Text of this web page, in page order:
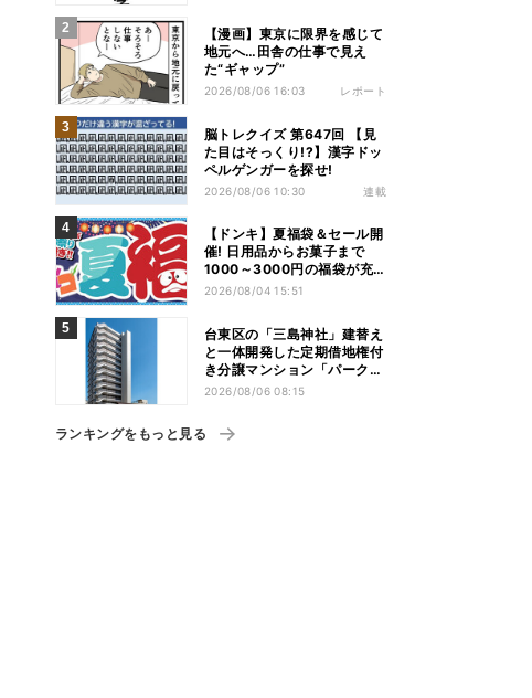
【漫画】東京に限界を感じて
地元へ…田舎の仕事で見え
た“ギャップ”
2026/08/06 16:03 レポート
脳トレクイズ 第647回 【見
た目はそっくり!?】漢字ドッ
ペルゲンガーを探せ!
2026/08/06 10:30 連載
【ドンキ】夏福袋＆セール開
催! 日用品からお菓子まで
1000～3000円の福袋が充
実、家電やアパレルなど人気
2026/08/04 15:51
台東区の「三島神社」建替え
と一体開発した定期借地権付
き分譲マンション「パークホ
ームズ入谷」竣工
2026/08/06 08:15
ランキングをもっと見る